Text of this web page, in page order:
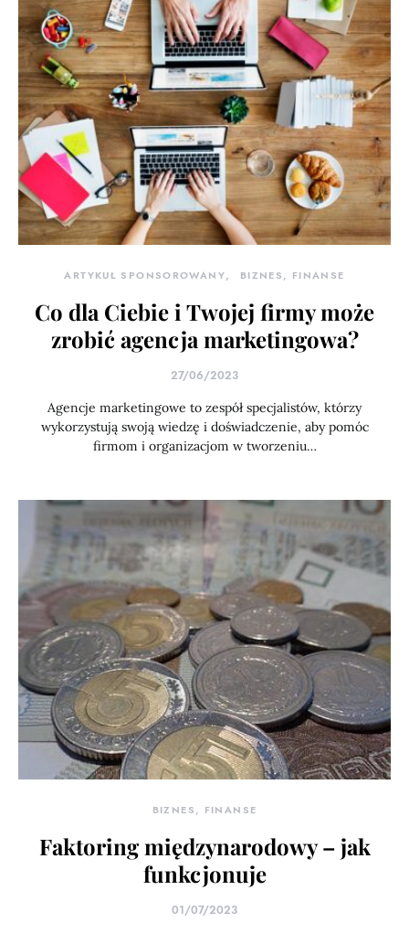
ARTYKUŁ SPONSOROWANY BIZNES, FINANSE
Co dla Ciebie i Twojej firmy może
zrobić agencja marketingowa?
27/06/2023
Agencje marketingowe to zespół specjalistów, którzy
wykorzystują swoją wiedzę i doświadczenie, aby pomóc
firmom i organizacjom w tworzeniu…
BIZNES, FINANSE
Faktoring międzynarodowy – jak
funkcjonuje
01/07/2023